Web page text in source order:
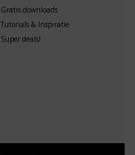
Gratis downloads
Tutorials & Inspiratie
Super deals!